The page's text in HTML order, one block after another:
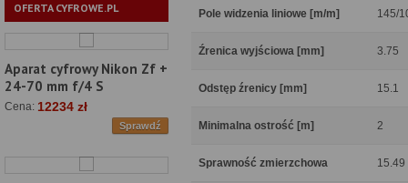
OFERTA CYFROWE.PL
Aparat cyfrowy Nikon Zf +
24-70 mm f/4 S
Cena: 12234 zł
Sprawdź
Pole widzenia liniowe [m/m] 145/
Źrenica wyjściowa [mm] 3.75
Odstęp źrenicy [mm] 15.1
Minimalna ostrość [m] 2
Sprawność zmierzchowa 15.49